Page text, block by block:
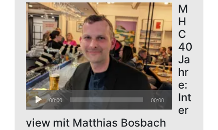
Audio-
Player
00:00 00:00
M
H
C
40
Ja
hr
e:
Int
er
view mit Matthias Bosbach